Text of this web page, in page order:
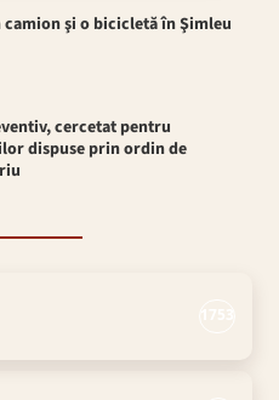
şi o bicicletă în Şimleu
cercetat pentru
dispuse prin ordin de